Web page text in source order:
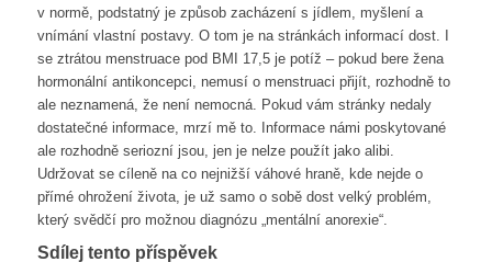
v normě, podstatný je způsob zacházení s jídlem, myšlení a
vnímání vlastní postavy. O tom je na stránkách informací dost. I
se ztrátou menstruace pod BMI 17,5 je potíž – pokud bere žena
hormonální antikoncepci, nemusí o menstruaci přijít, rozhodně to
ale neznamená, že není nemocná. Pokud vám stránky nedaly
dostatečné informace, mrzí mě to. Informace námi poskytované
ale rozhodně seriozní jsou, jen je nelze použít jako alibi.
Udržovat se cíleně na co nejnižší váhové hraně, kde nejde o
přímé ohrožení života, je už samo o sobě dost velký problém,
který svědčí pro možnou diagnózu „mentální anorexie“.
Sdílej tento příspěvek